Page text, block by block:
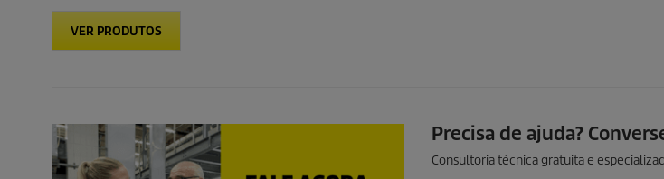
VER PRODUTOS
Precisa de ajuda?
Consultoria técnica gratuita e